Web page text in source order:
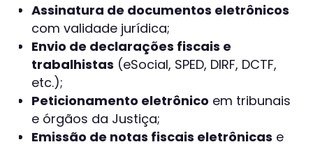
Assinatura de documentos eletrônicos
com validade jurídica;
Envio de declarações fiscais e
trabalhistas (eSocial, SPED, DIRF, DCTF,
etc.);
Peticionamento eletrônico em tribunais
e órgãos da Justiça;
Emissão de notas fiscais eletrônicas e